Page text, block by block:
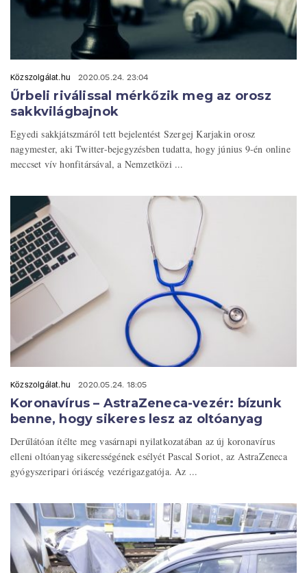
Közszolgálat.hu 2020.05.24. 23:04
Űrbeli riválissal mérkőzik meg az orosz
sakkvilágbajnok
Egyedi sakkjátszmáról tett bejelentést Szergej Karjakin orosz
nagymester, aki Twitter-bejegyzésben tudatta, hogy június 9-én online
meccset vív honfitársával, a Nemzetközi ...
Közszolgálat.hu 2020.05.24. 18:05
Koronavírus – AstraZeneca-vezér: bízunk
benne, hogy sikeres lesz az oltóanyag
Derűlátóan ítélte meg vasárnapi nyilatkozatában az új koronavírus
elleni oltóanyag sikerességének esélyét Pascal Soriot, az AstraZeneca
gyógyszeripari óriáscég vezérigazgatója. Az ...